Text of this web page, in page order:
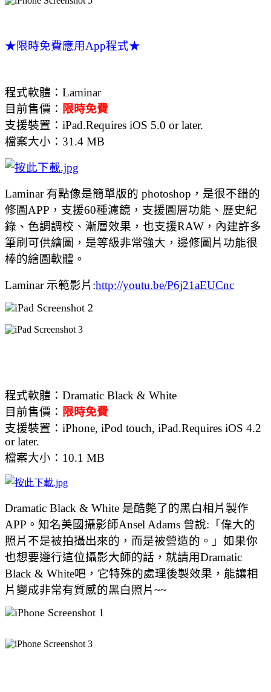
★限時免費應用App程式★
程式軟體： Laminar
目前售價： 限時免費
支援裝置： iPad.Requires iOS 5.0 or later.
檔案大小： 31.4 MB
Laminar 有點像是簡單版的 photoshop，是很不錯的
修圖APP，支援60種濾鏡，支援圖層功能、歷史紀
錄、色調調校、漸層效果，也支援RAW，內建許多
筆刷可供繪圖，是等級非常強大，邊修圖片功能很
棒的繪圖軟體。
Laminar 示範影片:http://youtu.be/P6j21aEUCnc
程式軟體： Dramatic Black & White
目前售價： 限時免費
支援裝置： iPhone, iPod touch, iPad.Requires iOS 4.2
or later.
檔案大小： 10.1 MB
Dramatic Black & White 是酷斃了的黑白相片製作
APP。知名美國攝影師Ansel Adams 曾說:「偉大的
照片不是被拍攝出來的，而是被營造的。」如果你
也想要遵行這位攝影大師的話，就請用Dramatic
Black & White吧，它特殊的處理後製效果，能讓相
片變成非常有質感的黑白照片~~